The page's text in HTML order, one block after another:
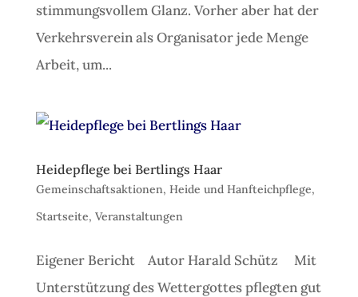
stimmungsvollem Glanz. Vorher aber hat der
Verkehrsverein als Organisator jede Menge
Arbeit, um...
Heidepflege bei Bertlings Haar
Gemeinschaftsaktionen, Heide und Hanfteichpflege,
Startseite, Veranstaltungen
Eigener Bericht Autor Harald Schütz Mit
Unterstützung des Wettergottes pflegten gut